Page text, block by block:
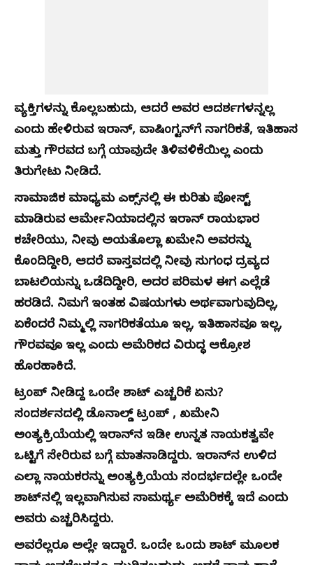
ವ್ಯಕ್ತಿಗಳನ್ನು ಕೊಲ್ಲಬಹುದು, ಆದರೆ ಅವರ ಆದರ್ಶಗಳನ್ನಲ್ಲ
ಎಂದು ಹೇಳಿರುವ ಇರಾನ್, ವಾಷಿಂಗ್ಟನ್‌ಗೆ ನಾಗರಿಕತೆ, ಇತಿಹಾಸ
ಮತ್ತು ಗೌರವದ ಬಗ್ಗೆ ಯಾವುದೇ ತಿಳಿವಳಿಕೆಯಿಲ್ಲ ಎಂದು
ತಿರುಗೇಟು ನೀಡಿದೆ.
ಸಾಮಾಜಿಕ ಮಾಧ್ಯಮ ಎಕ್ಸ್‌ನಲ್ಲಿ ಈ ಕುರಿತು ಪೋಸ್ಟ್
ಮಾಡಿರುವ ಆರ್ಮೇನಿಯಾದಲ್ಲಿನ ಇರಾನ್ ರಾಯಭಾರ
ಕಚೇರಿಯು, ನೀವು ಅಯತೊಲ್ಲಾ ಖಮೇನಿ ಅವರನ್ನು
ಕೊಂದಿದ್ದೀರಿ, ಆದರೆ ವಾಸ್ತವದಲ್ಲಿ ನೀವು ಸುಗಂಧ ದ್ರವ್ಯದ
ಬಾಟಲಿಯನ್ನು ಒಡೆದಿದ್ದೀರಿ, ಅದರ ಪರಿಮಳ ಈಗ ಎಲ್ಲೆಡೆ
ಹರಡಿದೆ. ನಿಮಗೆ ಇಂತಹ ವಿಷಯಗಳು ಅರ್ಥವಾಗುವುದಿಲ್ಲ,
ಏಕೆಂದರೆ ನಿಮ್ಮಲ್ಲಿ ನಾಗರಿಕತೆಯೂ ಇಲ್ಲ, ಇತಿಹಾಸವೂ ಇಲ್ಲ,
ಗೌರವವೂ ಇಲ್ಲ ಎಂದು ಅಮೆರಿಕದ ವಿರುದ್ಧ ಆಕ್ರೋಶ
ಹೊರಹಾಕಿದೆ.
ಟ್ರಂಪ್ ನೀಡಿದ್ದ ಒಂದೇ ಶಾಟ್ ಎಚ್ಚರಿಕೆ ಏನು?
ಸಂದರ್ಶನದಲ್ಲಿ ಡೊನಾಲ್ಡ್ ಟ್ರಂಪ್ , ಖಮೇನಿ
ಅಂತ್ಯಕ್ರಿಯೆಯಲ್ಲಿ ಇರಾನ್‌ನ ಇಡೀ ಉನ್ನತ ನಾಯಕತ್ವವೇ
ಒಟ್ಟಿಗೆ ಸೇರಿರುವ ಬಗ್ಗೆ ಮಾತನಾಡಿದ್ದರು. ಇರಾನ್‌ನ ಉಳಿದ
ಎಲ್ಲಾ ನಾಯಕರನ್ನು ಅಂತ್ಯಕ್ರಿಯೆಯ ಸಂದರ್ಭದಲ್ಲೇ ಒಂದೇ
ಶಾಟ್‌ನಲ್ಲಿ ಇಲ್ಲವಾಗಿಸುವ ಸಾಮರ್ಥ್ಯ ಅಮೆರಿಕಕ್ಕೆ ಇದೆ ಎಂದು
ಅವರು ಎಚ್ಚರಿಸಿದ್ದರು.
ಅವರೆಲ್ಲರೂ ಅಲ್ಲೇ ಇದ್ದಾರೆ. ಒಂದೇ ಒಂದು ಶಾಟ್ ಮೂಲಕ